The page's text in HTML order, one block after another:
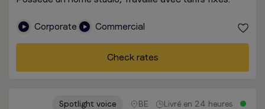
Corporate Commercial
Check rates
Spotlight voice BE Livré en 24 heures